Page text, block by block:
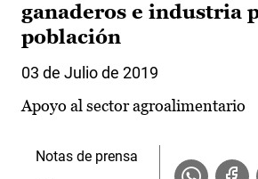
ganaderos e industria
población
03 de Julio de 2019
Apoyo al sector agroalimentario
Notas de prensa